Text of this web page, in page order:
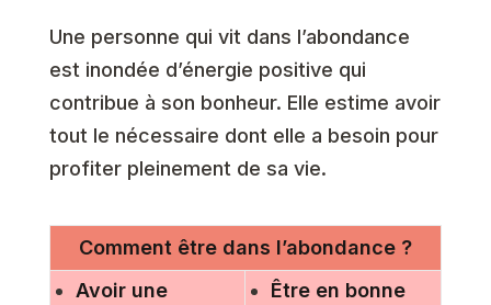
Une personne qui vit dans l’abondance
est inondée d’énergie positive qui
contribue à son bonheur. Elle estime avoir
tout le nécessaire dont elle a besoin pour
profiter pleinement de sa vie.
Comment être dans l’abondance ?
Avoir une
Être en bonne